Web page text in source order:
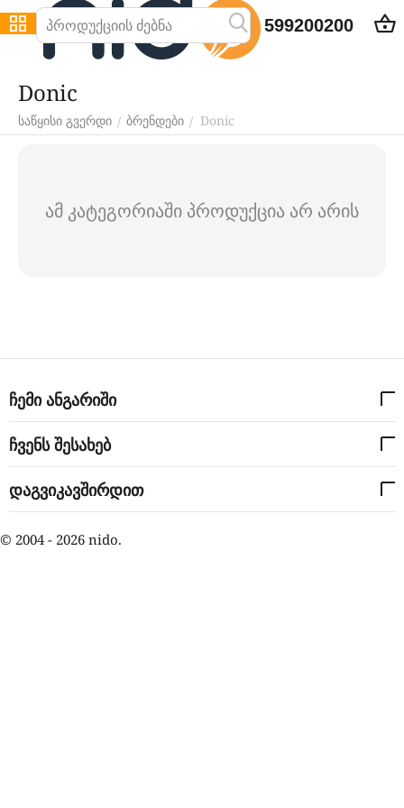
599200200
Donic
საწყისი გვერდი / ბრენდები / Donic
ამ კატეგორიაში პროდუქცია არ არის
ჩემი ანგარიში
ჩვენს შესახებ
დაგვიკავშირდით
© 2004 - 2026 nido.